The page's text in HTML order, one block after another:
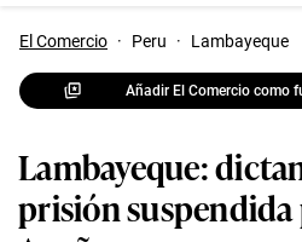
El Comercio · Peru · Lambayeque
Añadir El Comercio como
Lambayeque:
prisión